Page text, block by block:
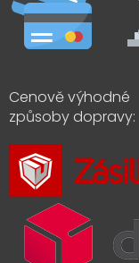
Cenově výhodné
způsoby dopravy: